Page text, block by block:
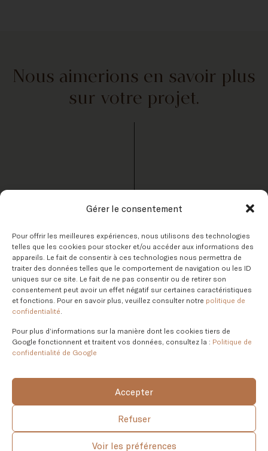
Gérer le consentement
Pour offrir les meilleures expériences, nous utilisons des technologies
telles que les cookies pour stocker et/ou accéder aux informations des
appareils. Le fait de consentir à ces technologies nous permettra de
traiter des données telles que le comportement de navigation ou les ID
uniques sur ce site. Le fait de ne pas consentir ou de retirer son
consentement peut avoir un effet négatif sur certaines caractéristiques
et fonctions. Pour en savoir plus, veuillez consulter notre politique de
confidentialité
Pour plus d’informations sur la manière dont les cookies tiers de
Google fonctionnent et traitent vos données, consultez la : Politique de
confidentialité de Google
Accepter
Refuser
Voir les préférences
Nous aimerions en savoir plus
sur votre projet.
Contact
INFO@AKBDESIGN.CA
T. 450.230.3977
et élégants depuis 2010.
2026 © | AKB DESIGN – PROPULSÉ PAR
POLITIQUE DE CONFIDENTIALITÉ